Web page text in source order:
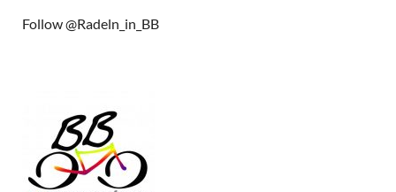
Follow @Radeln_in_BB